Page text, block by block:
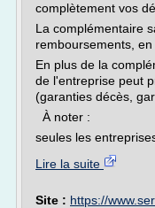
complètement vos
La complémentaire
remboursements,
En plus de la
de l'entreprise peut
(garanties décès,
À noter :
seules les
Lire la suite
Site : https://